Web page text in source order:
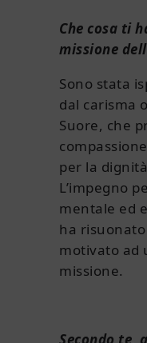
Che cosa ti
missione
Sono stata
dal carisma
Suore, che
per la
L’impegno
mentale ed
ha
motivato ad
missione.